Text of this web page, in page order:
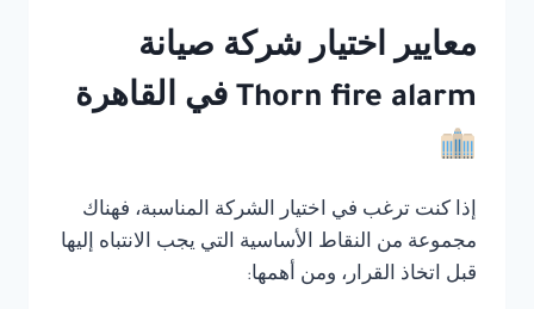
معايير اختيار شركة صيانة
Thorn fire alarm في القاهرة
إذا كنت ترغب في اختيار الشركة المناسبة، فهناك
مجموعة من النقاط الأساسية التي يجب الانتباه إليها
قبل اتخاذ القرار، ومن أهمها: